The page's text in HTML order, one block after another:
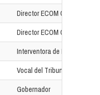
Director ECOM Chaco SA
Director ECOM Chaco SA
Interventora de IAFEP
Vocal del Tribunal de
Gobernador